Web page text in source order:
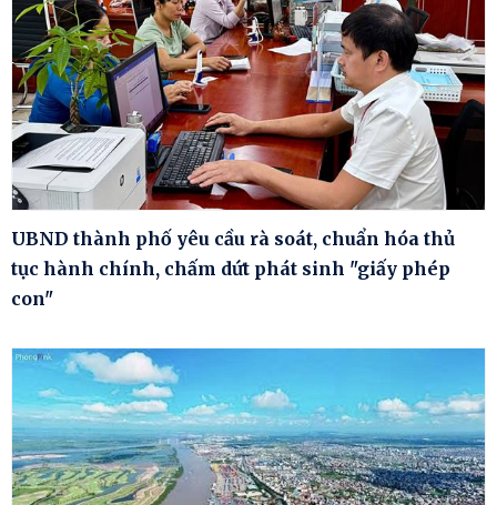
UBND thành phố yêu cầu rà soát, chuẩn hóa thủ
tục hành chính, chấm dứt phát sinh "giấy phép
con"